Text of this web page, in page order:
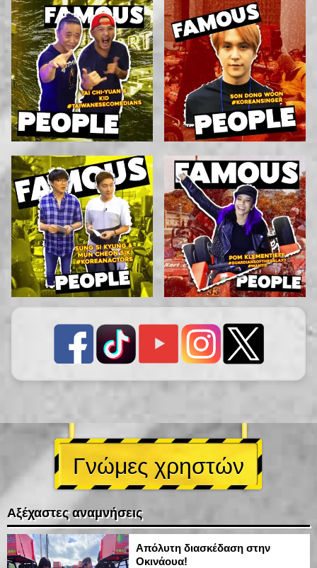
Γνώμες χρηστών
Αξέχαστες αναμνήσεις
Απόλυτη διασκέδαση στην
Οκινάουα!